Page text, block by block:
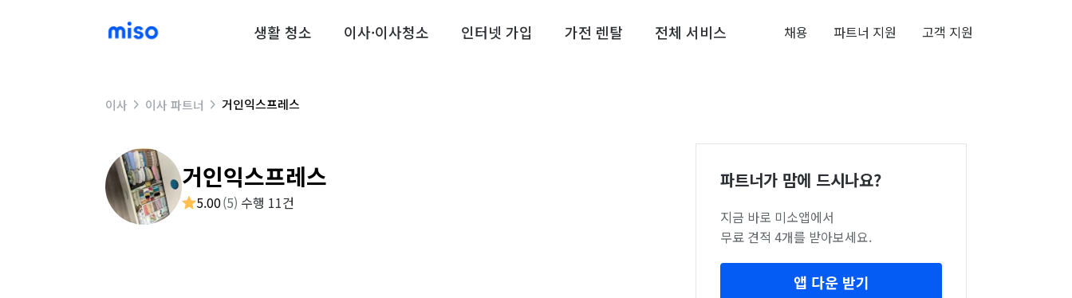
생활 청소 이사·이사청소 인터넷 가입 가전 렌탈 전체 서비스 채용 파트너 지원 고객 지원
이사 이사 파트너 거인익스프레스
거인익스프레스
5.00(5) 수행 11건
파트너가 맘에 드시나요?
지금 바로 미소앱에서
무료 견적 4개를 받아보세요.
앱 다운 받기